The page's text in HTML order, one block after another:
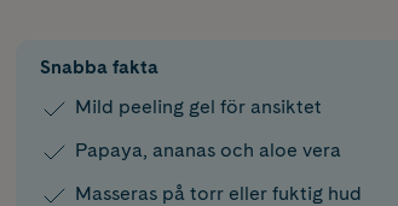
Snabba fakta
Mild peeling gel för ansiktet
Papaya, ananas och aloe vera
Masseras på torr eller fuktig hud